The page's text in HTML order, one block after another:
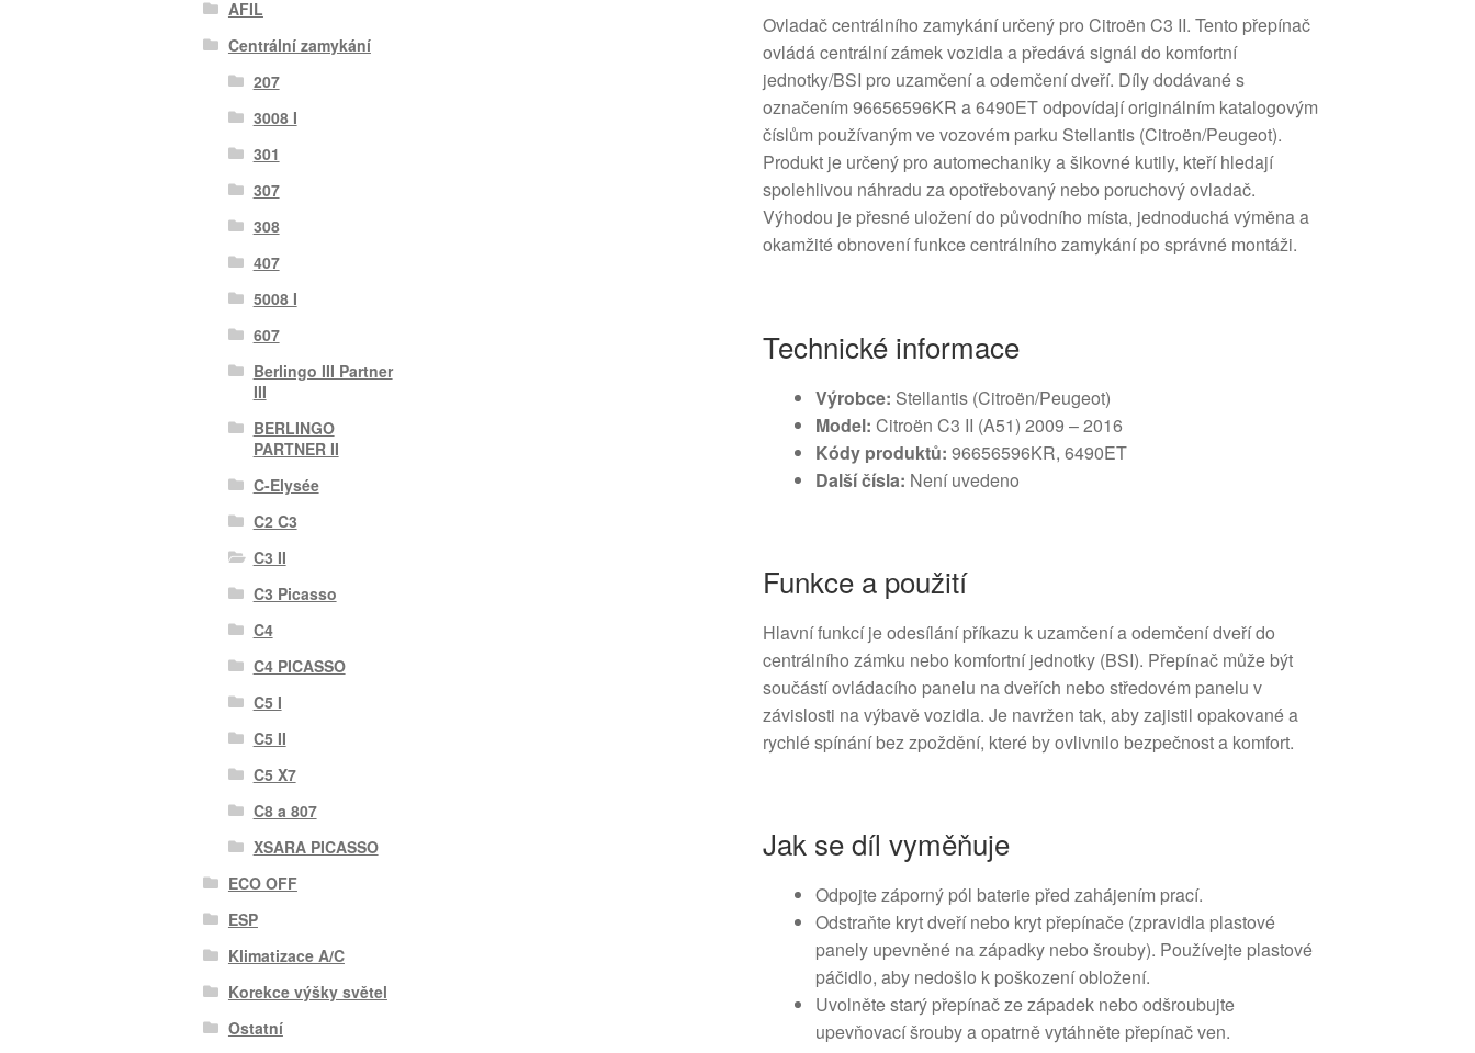
Ovladač centrálního zamykání určený pro Citroën C3 II. Tento přepínač
ovládá centrální zámek vozidla a předává signál do komfortní
jednotky/BSI pro uzamčení a odemčení dveří. Díly dodávané s
označením 96656596KR a 6490ET odpovídají originálním katalogovým
číslům používaným ve vozovém parku Stellantis (Citroën/Peugeot).
Produkt je určený pro automechaniky a šikovné kutily, kteří hledají
spolehlivou náhradu za opotřebovaný nebo poruchový ovladač.
Výhodou je přesné uložení do původního místa, jednoduchá výměna a
okamžité obnovení funkce centrálního zamykání po správné montáži.
Technické informace
Výrobce: Stellantis (Citroën/Peugeot)
Model: Citroën C3 II (A51) 2009 – 2016
Kódy produktů: 96656596KR, 6490ET
Další čísla: Není uvedeno
Funkce a použití
Hlavní funkcí je odesílání příkazu k uzamčení a odemčení dveří do
centrálního zámku nebo komfortní jednotky (BSI). Přepínač může být
součástí ovládacího panelu na dveřích nebo středovém panelu v
závislosti na výbavě vozidla. Je navržen tak, aby zajistil opakované a
rychlé spínání bez zpoždění, které by ovlivnilo bezpečnost a komfort.
Jak se díl vyměňuje
Odpojte záporný pól baterie před zahájením prací.
Odstraňte kryt dveří nebo kryt přepínače (zpravidla plastové
panely upevněné na západky nebo šrouby). Používejte plastové
páčidlo, aby nedošlo k poškození obložení.
Uvolněte starý přepínač ze západek nebo odšroubujte
upevňovací šrouby a opatrně vytáhněte přepínač ven.
AFIL
Centrální zamykání
207
3008 I
301
307
308
407
5008 I
607
Berlingo III Partner
III
BERLINGO
PARTNER II
C-Elysée
C2 C3
C3 II
C3 Picasso
C4
C4 PICASSO
C5 I
C5 II
C5 X7
C8 a 807
XSARA PICASSO
ECO OFF
ESP
Klimatizace A/C
Korekce výšky světel
Ostatní